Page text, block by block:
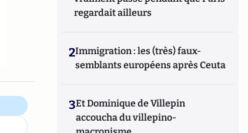
regardait ailleurs
2Immigration : les (très) faux-
semblants européens après Ceuta
3Et Dominique de Villepin
accoucha du villepino-